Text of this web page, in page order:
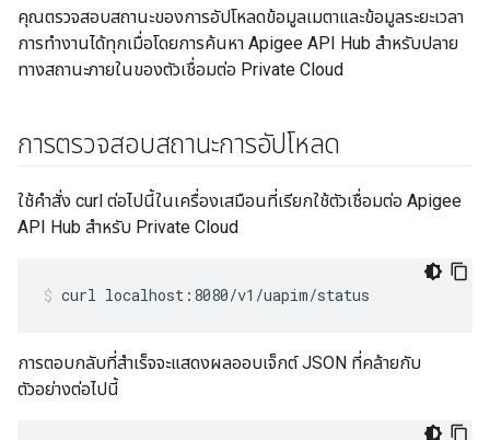
คุณตรวจสอบสถานะของการอัปโหลดข้อมูลเมตาและข้อมูลระยะเวลา
การทำงานได้ทุกเมื่อโดยการค้นหา Apigee API Hub สำหรับปลาย
ทางสถานะภายในของตัวเชื่อมต่อ Private Cloud
การตรวจสอบสถานะการอัปโหลด
ใช้คำสั่ง curl ต่อไปนี้ในเครื่องเสมือนที่เรียกใช้ตัวเชื่อมต่อ Apigee
API Hub สำหรับ Private Cloud
curl localhost:8080/v1/uapim/status
การตอบกลับที่สำเร็จจะแสดงผลออบเจ็กต์ JSON ที่คล้ายกับ
ตัวอย่างต่อไปนี้